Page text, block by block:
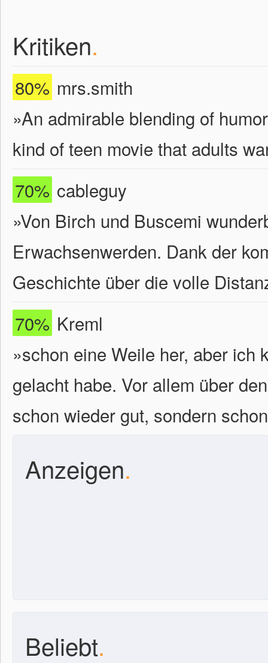
Kritiken.
80% mrs.smith
»An admirable blending of
kind of teen movie that adults
70% cableguy
»Von Birch und Buscemi
Erwachsenwerden. Dank der
Geschichte über die volle
70% Kreml
»schon eine Weile her, aber ich
gelacht habe. Vor allem über
schon wieder gut, sondern
Anzeigen.
Beliebt.